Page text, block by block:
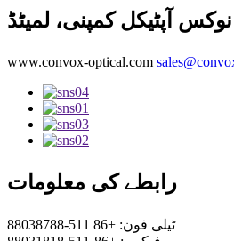
آپٹیکل کمپنی، لمیٹڈ
www.convox-optical.com
رابطے کی معلومات
ٹیلی فون: +86 511-88038788